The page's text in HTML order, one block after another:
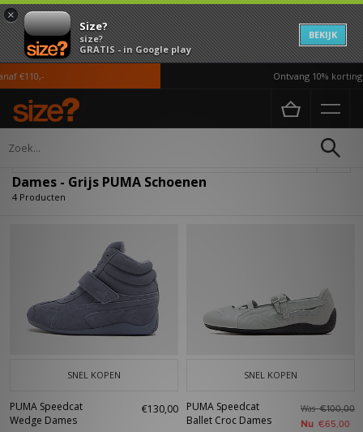
×
Size?
size?
GRATIS - in Google play
BEKIJK
€110,- Ontvang 10% korting
Home Dames
Dames - Grijs PUMA Schoenen
4 Producten
SNEL KOPEN
PUMA Speedcat
Wedge Dames
€130,00
SNEL KOPEN
PUMA Speedcat
Ballet Croc Dames
Was€100,00
Nu €65,00